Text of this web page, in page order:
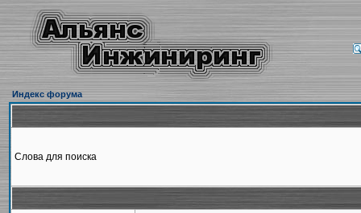
Индекс форума
Слова для поиска